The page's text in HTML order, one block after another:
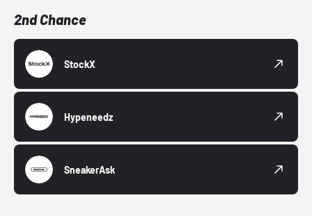
2nd Chance
StockX
Hypeneedz
SneakerAsk